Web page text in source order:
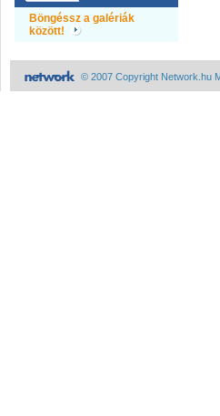
Böngéssz a galériák
között!
© 2007 Copyright Network.hu